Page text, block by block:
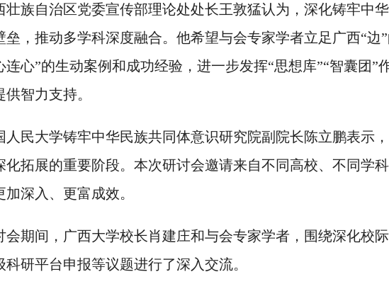
壮族自治区党委宣传部理论处处长王敦猛认为，深化铸牢中
垒，推动多学科深度融合。他希望与会专家学者立足广西“边
连心”的生动案例和成功经验，进一步发挥“思想库”“智囊团
供智力支持。
人民大学铸牢中华民族共同体意识研究院副院长陈立鹏表示
化拓展的重要阶段。本次研讨会邀请来自不同高校、不同学
加深入、更富成效。
会期间，广西大学校长肖建庄和与会专家学者，围绕深化校
科研平台申报等议题进行了深入交流。